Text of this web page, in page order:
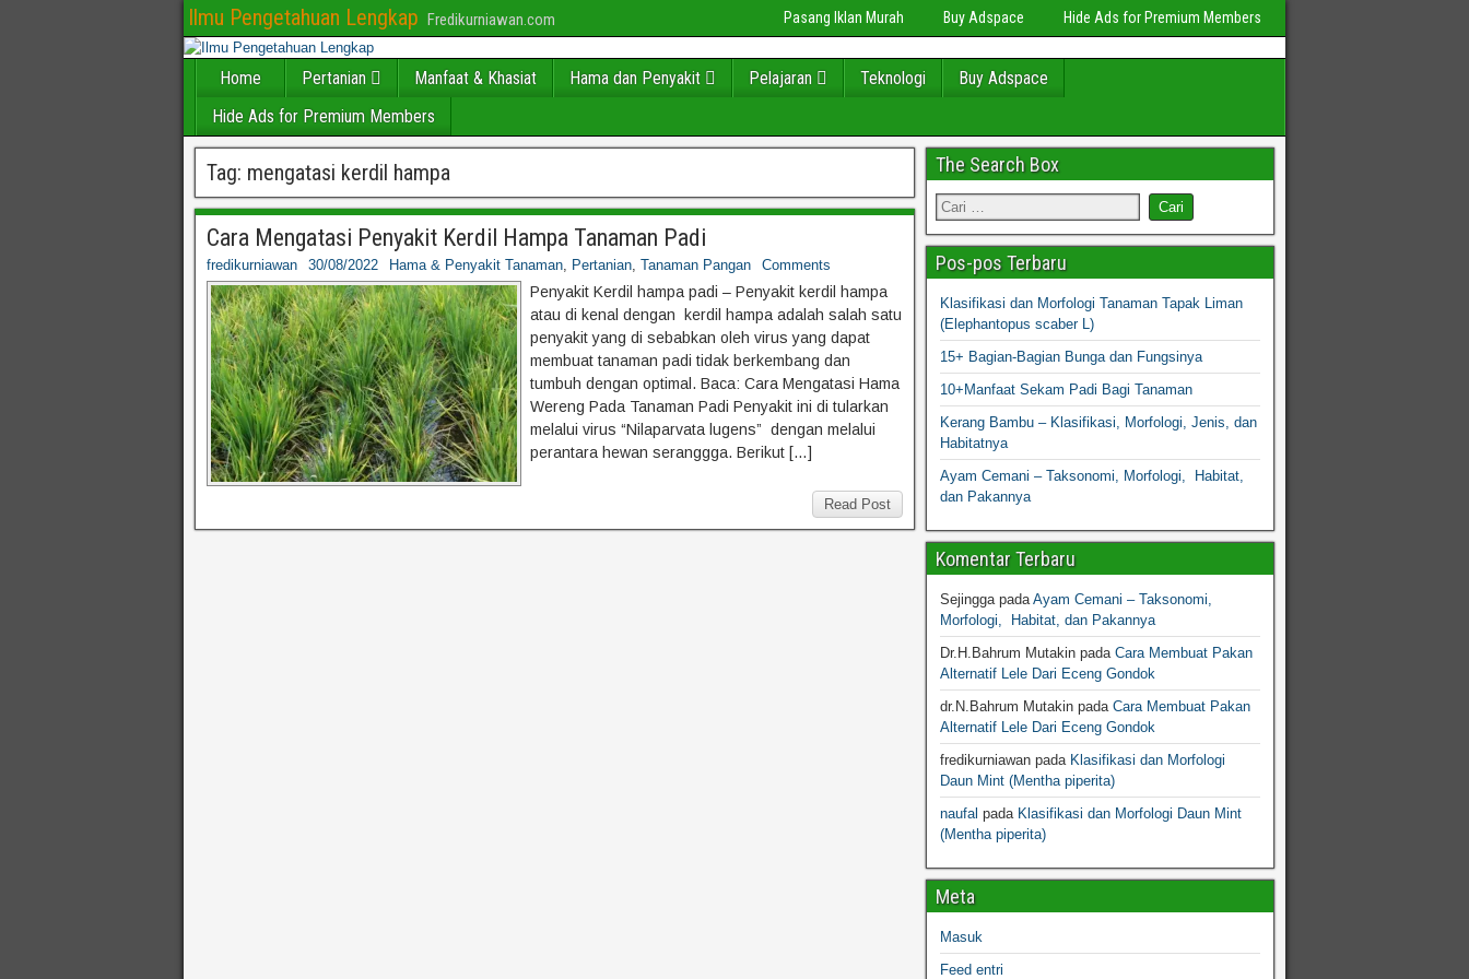
Ilmu Pengetahuan Lengkap Fredikurniawan.com Pasang Iklan Murah Buy Adspace Hide Ads for Premium Members
Home Pertanian Manfaat & Khasiat Hama dan Penyakit Pelajaran Teknologi
Buy Adspace
Hide Ads for Premium Members
Tag: mengatasi kerdil hampa
Cara Mengatasi Penyakit Kerdil Hampa Tanaman Padi
fredikurniawan 30/08/2022 Hama & Penyakit Tanaman, Pertanian, Tanaman Pangan Comments
Penyakit Kerdil hampa padi – Penyakit kerdil hampa
atau di kenal dengan kerdil hampa adalah salah satu
penyakit yang di sebabkan oleh virus yang dapat
membuat tanaman padi tidak berkembang dan
tumbuh dengan optimal. Baca: Cara Mengatasi Hama
Wereng Pada Tanaman Padi Penyakit ini di tularkan
melalui virus “Nilaparvata lugens” dengan melalui
perantara hewan seranggga. Berikut […]
Read Post
The Search Box
Pos-pos Terbaru
Klasifikasi dan Morfologi Tanaman Tapak Liman
(Elephantopus scaber L)
15+ Bagian-Bagian Bunga dan Fungsinya
10+Manfaat Sekam Padi Bagi Tanaman
Kerang Bambu – Klasifikasi, Morfologi, Jenis, dan
Habitatnya
Ayam Cemani – Taksonomi, Morfologi, Habitat,
dan Pakannya
Komentar Terbaru
SejinggapadaAyam Cemani – Taksonomi,
Morfologi, Habitat, dan Pakannya
Dr.H.Bahrum Mutakinpada Cara Membuat Pakan
Alternatif Lele Dari Eceng Gondok
dr.N.Bahrum Mutakinpada Cara Membuat Pakan
Alternatif Lele Dari Eceng Gondok
fredikurniawanpada Klasifikasi dan Morfologi
Daun Mint (Mentha piperita)
naufal pada Klasifikasi dan Morfologi Daun Mint
(Mentha piperita)
Meta
Masuk
Feed entri